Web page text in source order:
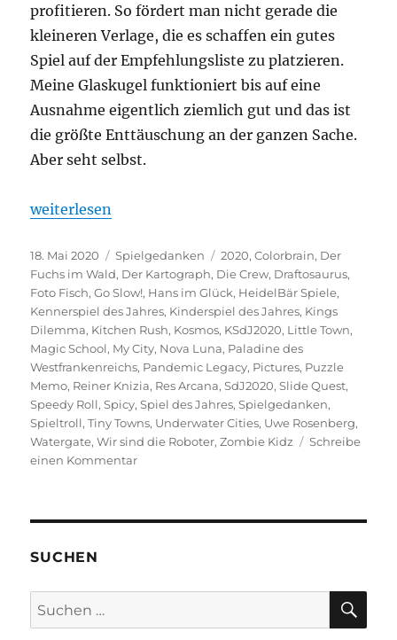
profitieren. So fördert man nicht gerade die
kleineren Verlage, die es schaffen ein gutes
Spiel auf der Empfehlungsliste zu platzieren.
Meine Glaskugel funktioniert bis auf eine
Ausnahme eigentlich ziemlich gut und das ist
die größte Enttäuschung an der ganzen Sache.
Aber seht selbst.
„Spiel des Jahres – Die Nominierten“
weiterlesen
Veröffentlicht
am
18. Mai 2020 Kategorien
Spielgedanken Schlagwörter
2020,Colorbrain, Der
Fuchs im Wald, Der Kartograph, Die Crew, Draftosaurus,
Foto Fisch,Go Slow!, Hans im Glück, HeidelBär Spiele,
Kennerspiel des Jahres, Kinderspiel des Jahres, Kings
Dilemma, Kitchen Rush, Kosmos, KSdJ2020, Little Town,
Magic School, My City, Nova Luna, Paladine des
Westfrankenreichs, Pandemic Legacy, Pictures, Puzzle
Memo, Reiner Knizia, Res Arcana,SdJ2020,Slide Quest,
Speedy Roll,Spicy,Spiel des Jahres,Spielgedanken,
Spieltroll,Tiny Towns, Underwater Cities, Uwe Rosenberg,
Watergate,Wir sind die Roboter,Zombie Kidz
Schreibe
einen Kommentarzu
SUCHEN
Suchen
nach: